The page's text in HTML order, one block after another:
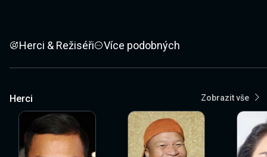
Herci & Režiséři Více podobných
Herci Zobrazit vše